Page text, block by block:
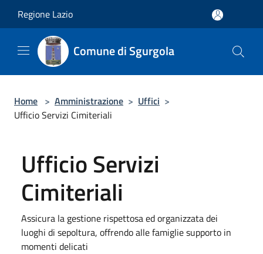
Regione Lazio
Comune di Sgurgola
Home > Amministrazione > Uffici >
Ufficio Servizi Cimiteriali
Ufficio Servizi
Cimiteriali
Assicura la gestione rispettosa ed organizzata dei
luoghi di sepoltura, offrendo alle famiglie supporto in
momenti delicati